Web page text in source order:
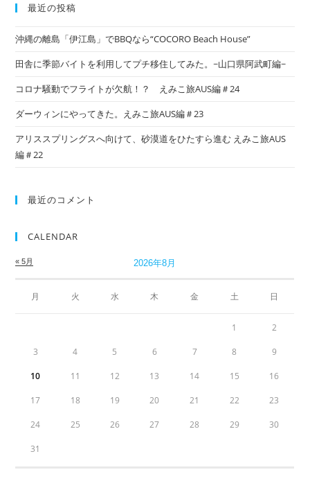
最近の投稿
沖縄の離島「伊江島」でBBQなら“COCORO Beach House”
田舎に季節バイトを利用してプチ移住してみた。~山口県阿武町編~
コロナ騒動でフライトが欠航！？ えみこ旅AUS編＃24
ダーウィンにやってきた。えみこ旅AUS編＃23
アリススプリングスへ向けて、砂漠道をひたすら進む えみこ旅AUS
編＃22
最近のコメント
CALENDAR
2026年8月
月 火 水 木 金 土 日
« 5月
1 2
3 4 5 6 7 8 9
10 11 12 13 14 15 16
17 18 19 20 21 22 23
24 25 26 27 28 29 30
31